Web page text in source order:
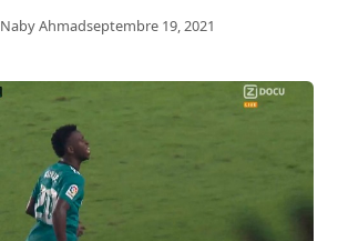
Naby Ahmadseptembre 19, 2021